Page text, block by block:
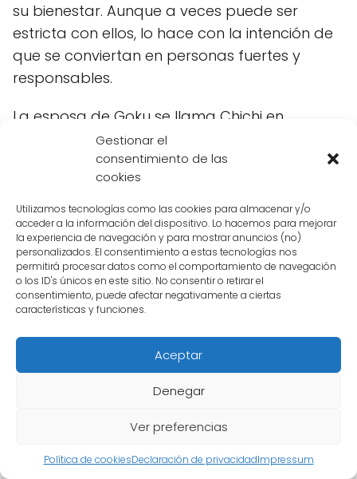
Gestionar el
consentimiento de las
cookies
Utilizamos tecnologías como las cookies para almacenar y/o
acceder a la información del dispositivo. Lo hacemos para mejorar
la experiencia de navegación y para mostrar anuncios (no)
personalizados. El consentimiento a estas tecnologías nos
permitirá procesar datos como el comportamiento de navegación
o los ID's únicos en este sitio. No consentir o retirar el
consentimiento, puede afectar negativamente a ciertas
características y funciones.
Aceptar
Denegar
Ver preferencias
Política de cookiesDeclaración de privacidadImpressum
su bienestar. Aunque a veces puede ser
estricta con ellos, lo hace con la intención de
que se conviertan en personas fuertes y
responsables.
La esposa de Goku se llama Chichi en
español. Su relación es una parte
fundamental de la historia de Dragon Ball y
su amor y apoyo mutuo han sido clave en la
protección de la Tierra y la salvación del
universo en numerosas ocasiones.
Cuáles son las diferencias
entre la esposa de Goku en
el manga y en el anime
los personajes más icónicos y queridos por
los fans. A lo largo de la serie, Goku se casa y
español? A continuación, exploraremos las